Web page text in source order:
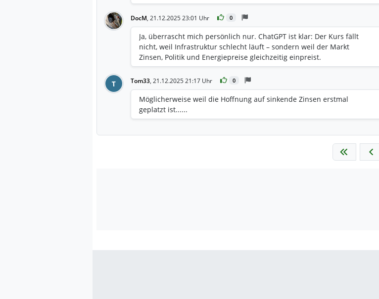
DocM, 21.12.2025 23:01 Uhr 0
Ja, überrascht mich persönlich nur. ChatGPT ist klar: Der Kurs fällt
nicht, weil Infrastruktur schlecht läuft – sondern weil der Markt
Zinsen, Politik und Energiepreise gleichzeitig einpreist.
T Tom33, 21.12.2025 21:17 Uhr 0
Möglicherweise weil die Hoffnung auf sinkende Zinsen erstmal
geplatzt ist......